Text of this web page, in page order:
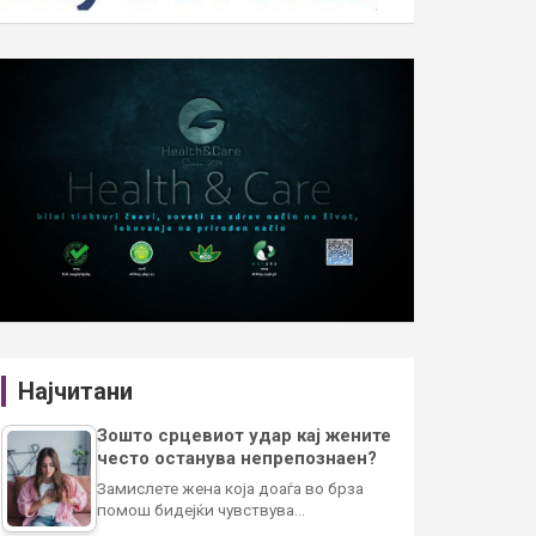
Најчитани
Зошто срцевиот удар кај жените
често останува непрепознаен?
Замислете жена која доаѓа во брза
помош бидејќи чувствува…